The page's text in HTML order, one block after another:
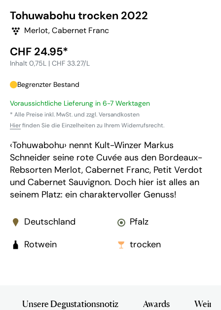
Tohuwabohu trocken 2022
Deutschland
Pfalz
Rotwein
trocken
Merlot, Cabernet Franc
‹Tohuwabohu› nennt Kult-Winzer Markus
Schneider seine rote Cuvée aus den Bordeaux-
Rebsorten Merlot, Cabernet Franc, Petit Verdot
und Cabernet Sauvignon. Doch hier ist alles an
seinem Platz: ein charaktervoller Genuss!
Sonderpreis
CHF 24.95*
Inhalt 0,75L | CHF 33.27/L
Begrenzter Bestand
Voraussichtliche Lieferung in 6-7 Werktagen
* Alle Preise inkl. MwSt. und zzgl. Versandkosten
Hierfinden Sie die Einzelheiten zu Ihrem Widerrufsrecht.
Unsere Degustationsnotiz Awards Wein